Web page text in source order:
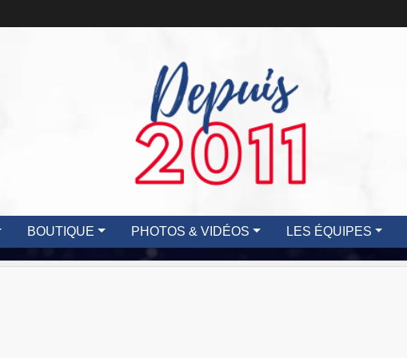
BOUTIQUE PHOTOS & VIDÉOS LES ÉQUIPES